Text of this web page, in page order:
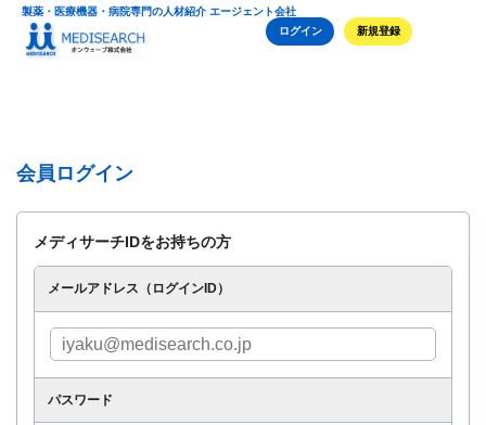
製薬・医療機器・病院専門の人材紹介 エージェント会社
ログイン
新規登録
会員ログイン
メディサーチIDをお持ちの方
メールアドレス（ログインID）
パスワード